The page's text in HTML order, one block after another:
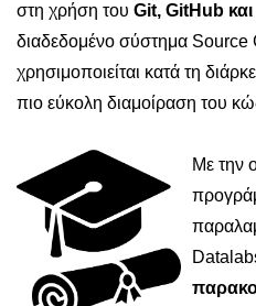
στη χρήση του Git, GitHub
διαδεδομένο σύστημα Source
χρησιμοποιείται κατά τη
πιο εύκολη διαμοίραση του
Με την